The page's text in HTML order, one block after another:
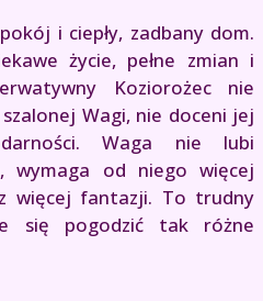
i ciepły, zadbany dom.
życie, pełne zmian i
Koziorożec nie
Wagi, nie doceni jej
Waga nie lubi
wymaga od niego więcej
więcej fantazji. To trudny
się pogodzić tak różne